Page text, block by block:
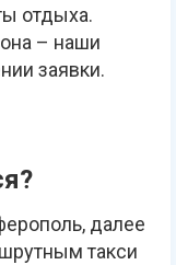
отдыха.
– наши
заявки.
далее
такси